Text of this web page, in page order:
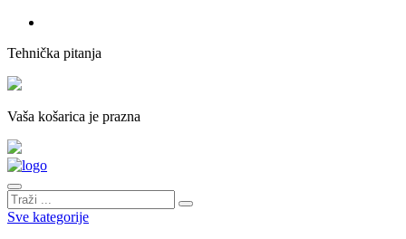
Tehnička pitanja
Vaša košarica je prazna
Sve kategorije